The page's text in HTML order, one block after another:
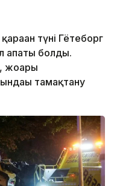
түні Гётеборг
апаты болды.
жоғары
тамақтану